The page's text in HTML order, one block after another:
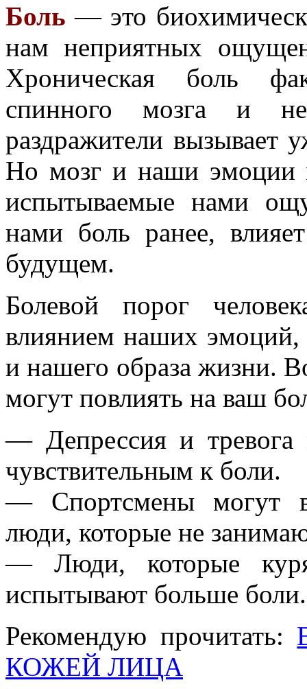
Боль — это
нам неприятных
Хроническая боль
спинного мозга и
раздражители вызывает
Но мозг и наши эмоции
испытываемые нами
нами боль ранее,
будущем.
Болевой порог
влиянием наших эмоций,
и нашего образа жизни.
могут повлиять на ваш
— Депрессия и тревога
чувствительным к боли.
— Спортсмены могут
люди, которые не
— Люди, которые
испытывают больше боли.
Рекомендую прочитать:
КОЖЕЙ ЛИЦА